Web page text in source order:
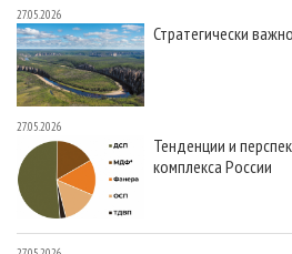
27.05.2026
Стратегически
27.05.2026
Тенденции и
комплекса России